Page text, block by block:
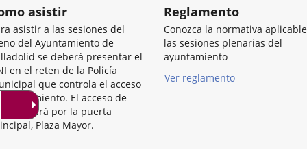
asistir
asistir a las sesiones del
del Ayuntamiento de
se deberá presentar el
en el reten de la Policía
que controla el acceso
El acceso de
será por la puerta
Plaza Mayor.
Reglamento
Conozca la normativa
las sesiones plenarias del
ayuntamiento
Ver reglamento